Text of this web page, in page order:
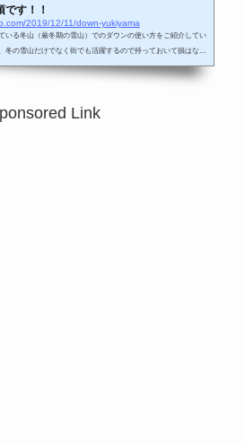
です！！
2019/12/11/down-yukiyama
いる冬山（厳冬期の雪山）でのダウンの使い方をご紹介してい
冬の雪山だけでなく街でも活躍するので持っておいて損はない
におすすめのダウン製品をご紹介しています。冬山（雪山）登
方は！？登山での保温を目的として着るウェアとしてはダウ
。先ほど挙げたウェアの種類の中では、一番保温力が高く、軽
Link